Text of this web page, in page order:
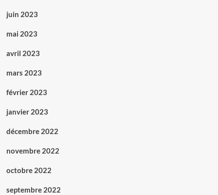
juin 2023
mai 2023
avril 2023
mars 2023
février 2023
janvier 2023
décembre 2022
novembre 2022
octobre 2022
septembre 2022